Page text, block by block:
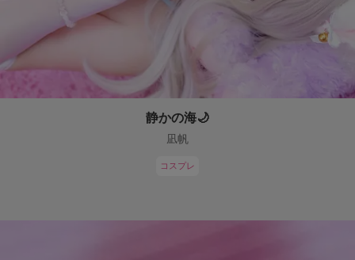
静かの海🌙
凪帆
コスプレ